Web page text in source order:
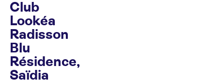
Club
Lookéa
Radisson
Blu
Résidence,
Saïdia